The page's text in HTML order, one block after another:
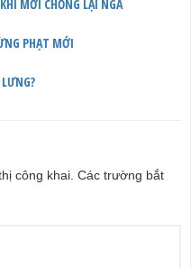
MỚI CHỐNG LẠI NGA
PHẠT MỚI
công khai. Các trường bắt